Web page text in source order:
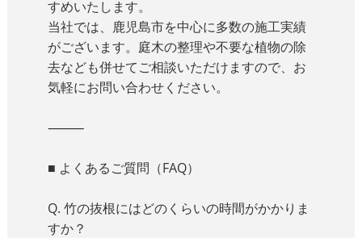
すめいたします。
当社では、鹿児島市を中心に多数の施工実績
がございます。庭木の整理や不要な植物の除
去なども併せてご相談いただけますので、お
気軽にお問い合わせください。
⸻
■ よくあるご質問（FAQ）
Q. 竹の抜根にはどのくらいの時間がかかりま
すか？